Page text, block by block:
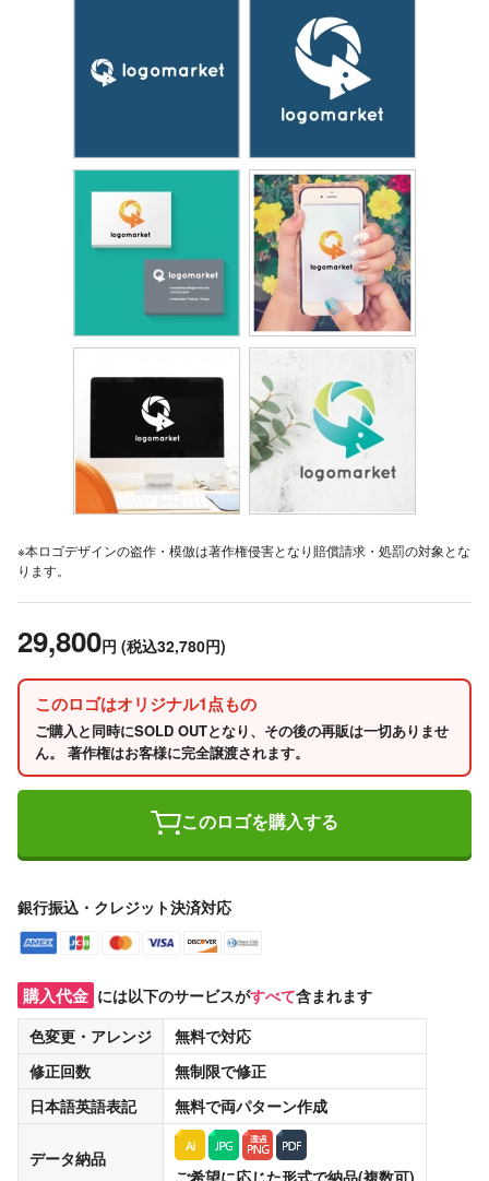
※本ロゴデザインの盗作・模倣は著作権侵害となり賠償請求・処罰の対象とな
ります。
29,800円 (税込32,780円)
このロゴはオリジナル1点もの
ご購入と同時にSOLD OUTとなり、その後の再販は一切ありませ
ん。 著作権はお客様に完全譲渡されます。
このロゴを購入する
銀行振込・クレジット決済対応
購入代金 には以下のサービスがすべて含まれます
色変更・アレンジ
無料で対応
修正回数
無制限で修正
日本語英語表記
無料で両パターン作成
データ納品
ご希望に応じた形式で納品(複数可)